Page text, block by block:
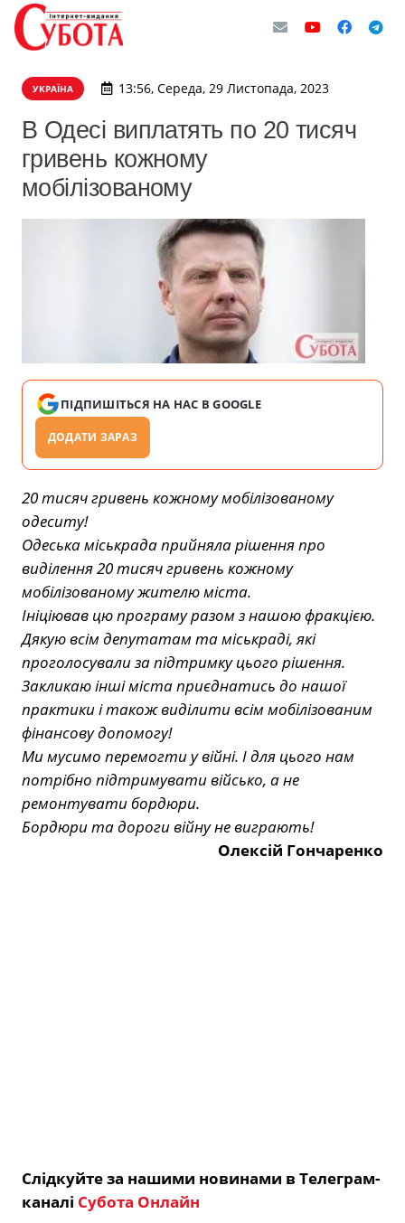
УКРАЇНА 13:56, Середа, 29 Листопада, 2023
В Одесі виплатять по 20 тисяч
гривень кожному
мобілізованому
ПІДПИШІТЬСЯ НА НАС В GOOGLE
ДОДАТИ ЗАРАЗ
20 тисяч гривень кожному мобілізованому
одеситу!
Одеська міськрада прийняла рішення про
виділення 20 тисяч гривень кожному
мобілізованому жителю міста.
Ініціював цю програму разом з нашою фракцією.
Дякую всім депутатам та міськраді, які
проголосували за підтримку цього рішення.
Закликаю інші міста приєднатись до нашої
практики і також виділити всім мобілізованим
фінансову допомогу!
Ми мусимо перемогти у війні. І для цього нам
потрібно підтримувати військо, а не
ремонтувати бордюри.
Бордюри та дороги війну не виграють!
Олексій Гончаренко
Слідкуйте за нашими новинами в Телеграм-
каналі Субота Онлайн